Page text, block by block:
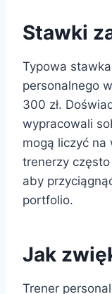
Stawki
Typowa
personalnego
300 zł.
wypracowali
mogą liczyć na
trenerzy
aby
portfolio.
Jak
Trener